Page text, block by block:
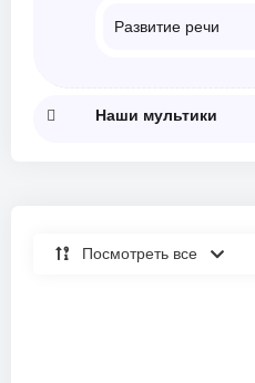
Развитие речи
Наши мультики
Посмотреть все